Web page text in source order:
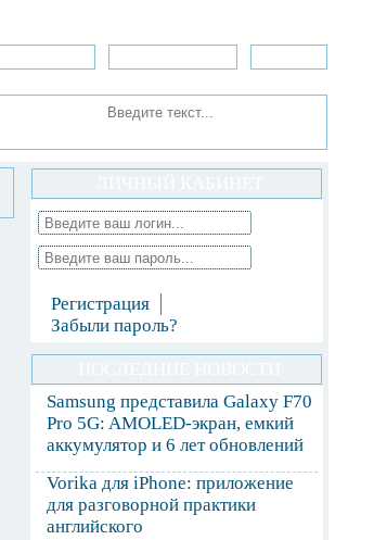
Регистрация
Забыли пароль?
Samsung представила Galaxy F70
Pro 5G: AMOLED-экран, емкий
аккумулятор и 6 лет обновлений
Vorika для iPhone: приложение
для разговорной практики
английского